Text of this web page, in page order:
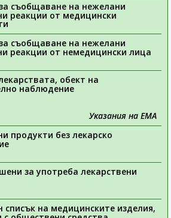
съобщаване на нежелани
реакции от медицински
съобщаване на нежелани
реакции от немедицински лица
обект на
наблюдение
Указания на ЕМА
продукти без лекарско
за употреба лекарствени
списък на медицинските изделия,